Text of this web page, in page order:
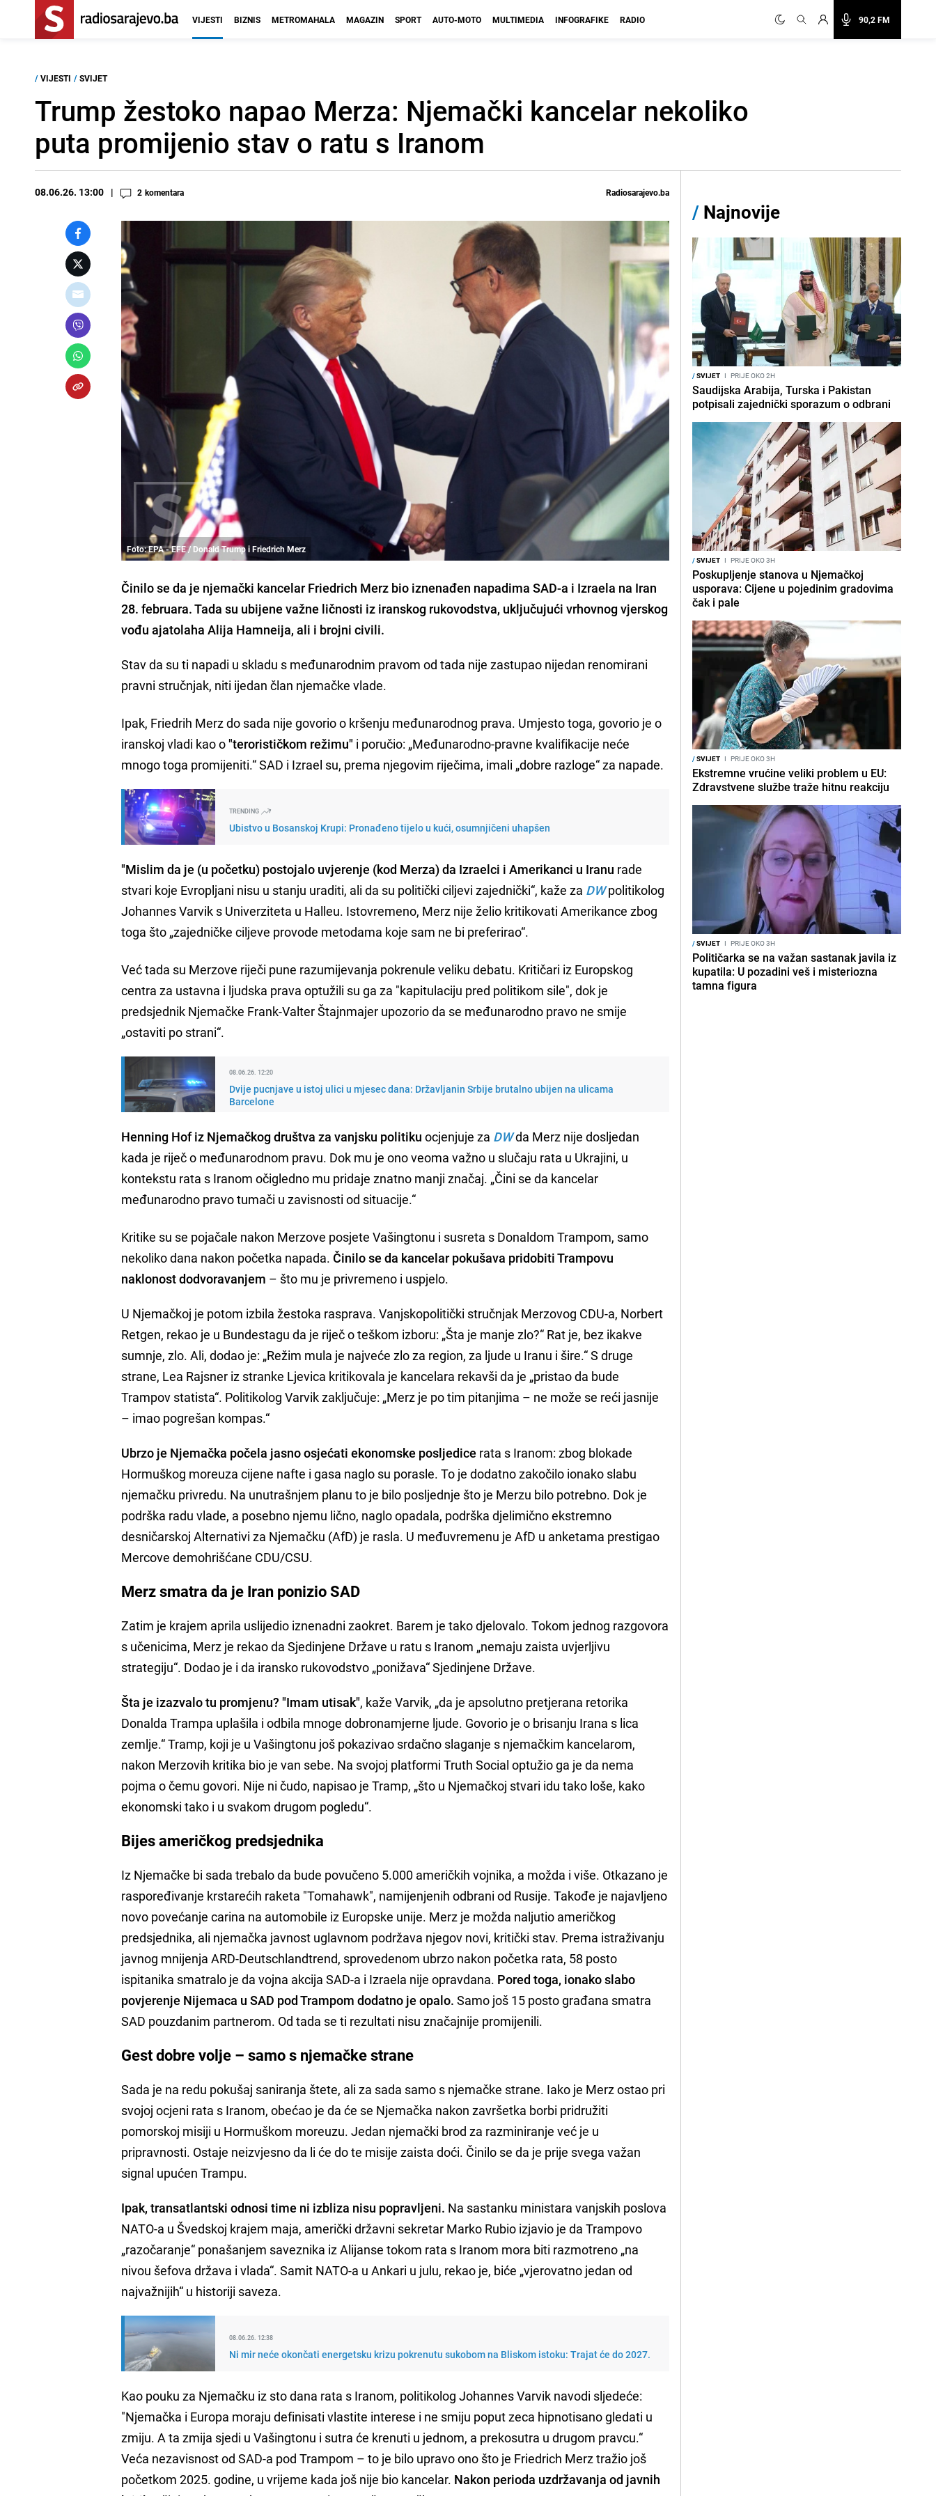
90,2 FM
VIJESTI BIZNIS METROMAHALA MAGAZIN SPORT AUTO-MOTO MULTIMEDIA INFOGRAFIKE RADIO
/ VIJESTI / SVIJET
Trump žestoko napao Merza: Njemački kancelar nekoliko
puta promijenio stav o ratu s Iranom
08.06.26. 13:00 2 komentara Radiosarajevo.ba
Foto: EPA - EFE / Donald Trump i Friedrich Merz
Činilo se da je njemački kancelar Friedrich Merz bio iznenađen napadima SAD-a i Izraela na Iran
28. februara. Tada su ubijene važne ličnosti iz iranskog rukovodstva, uključujući vrhovnog vjerskog
vođu ajatolaha Alija Hamneija, ali i brojni civili.
Stav da su ti napadi u skladu s međunarodnim pravom od tada nije zastupao nijedan renomirani
pravni stručnjak, niti ijedan član njemačke vlade.
Ipak, Friedrih Merz do sada nije govorio o kršenju međunarodnog prava. Umjesto toga, govorio je o
iranskoj vladi kao o"terorističkom režimu" i poručio: „Međunarodno-pravne kvalifikacije neće
mnogo toga promijeniti.“ SAD i Izrael su, prema njegovim riječima, imali „dobre razloge“ za napade.
TRENDING
Ubistvo u Bosanskoj Krupi: Pronađeno tijelo u kući, osumnjičeni uhapšen
"Mislim da je (u početku) postojalo uvjerenje (kod Merza) da Izraelci i Amerikanci u Iranu rade
stvari koje Evropljani nisu u stanju uraditi, ali da su politički ciljevi zajednički“, kaže za DWpolitikolog
Johannes Varvik s Univerziteta u Halleu. Istovremeno, Merz nije želio kritikovati Amerikance zbog
toga što „zajedničke ciljeve provode metodama koje sam ne bi preferirao“.
Već tada su Merzove riječi pune razumijevanja pokrenule veliku debatu. Kritičari iz Europskog
centra za ustavna i ljudska prava optužili su ga za "kapitulaciju pred politikom sile", dok je
predsjednik Njemačke Frank-Valter Štajnmajer upozorio da se međunarodno pravo ne smije
„ostaviti po strani“.
08.06.26. 12:20
Dvije pucnjave u istoj ulici u mjesec dana: Državljanin Srbije brutalno ubijen na ulicama
Barcelone
Henning Hof iz Njemačkog društva za vanjsku politiku ocjenjuje za DWda Merz nije dosljedan
kada je riječ o međunarodnom pravu. Dok mu je ono veoma važno u slučaju rata u Ukrajini, u
kontekstu rata s Iranom očigledno mu pridaje znatno manji značaj. „Čini se da kancelar
međunarodno pravo tumači u zavisnosti od situacije.“
Kritike su se pojačale nakon Merzove posjete Vašingtonu i susreta s Donaldom Trampom, samo
nekoliko dana nakon početka napada.Činilo se da kancelar pokušava pridobiti Trampovu
naklonost dodvoravanjem – što mu je privremeno i uspjelo.
U Njemačkoj je potom izbila žestoka rasprava. Vanjskopolitički stručnjak Merzovog CDU-a, Norbert
Retgen, rekao je u Bundestagu da je riječ o teškom izboru: „Šta je manje zlo?“ Rat je, bez ikakve
sumnje, zlo. Ali, dodao je: „Režim mula je najveće zlo za region, za ljude u Iranu i šire.“ S druge
strane, Lea Rajsner iz stranke Ljevica kritikovala je kancelara rekavši da je „pristao da bude
Trampov statista“. Politikolog Varvik zaključuje: „Merz je po tim pitanjima – ne može se reći jasnije
– imao pogrešan kompas.“
Ubrzo je Njemačka počela jasno osjećati ekonomske posljedice rata s Iranom: zbog blokade
Hormuškog moreuza cijene nafte i gasa naglo su porasle. To je dodatno zakočilo ionako slabu
njemačku privredu. Na unutrašnjem planu to je bilo posljednje što je Merzu bilo potrebno. Dok je
podrška radu vlade, a posebno njemu lično, naglo opadala, podrška djelimično ekstremno
desničarskoj Alternativi za Njemačku (AfD) je rasla. U međuvremenu je AfD u anketama prestigao
Mercove demohrišćane CDU/CSU.
Merz smatra da je Iran ponizio SAD
Zatim je krajem aprila uslijedio iznenadni zaokret. Barem je tako djelovalo. Tokom jednog razgovora
s učenicima, Merz je rekao da Sjedinjene Države u ratu s Iranom „nemaju zaista uvjerljivu
strategiju“. Dodao je i da iransko rukovodstvo „ponižava“ Sjedinjene Države.
Šta je izazvalo tu promjenu? "Imam utisak", kaže Varvik, „da je apsolutno pretjerana retorika
Donalda Trampa uplašila i odbila mnoge dobronamjerne ljude. Govorio je o brisanju Irana s lica
zemlje.“ Tramp, koji je u Vašingtonu još pokazivao srdačno slaganje s njemačkim kancelarom,
nakon Merzovih kritika bio je van sebe. Na svojoj platformi Truth Social optužio ga je da nema
pojma o čemu govori. Nije ni čudo, napisao je Tramp, „što u Njemačkoj stvari idu tako loše, kako
ekonomski tako i u svakom drugom pogledu“.
Bijes američkog predsjednika
Iz Njemačke bi sada trebalo da bude povučeno 5.000 američkih vojnika, a možda i više. Otkazano je
raspoređivanje krstarećih raketa "Tomahawk", namijenjenih odbrani od Rusije. Takođe je najavljeno
novo povećanje carina na automobile iz Europske unije. Merz je možda naljutio američkog
predsjednika, ali njemačka javnost uglavnom podržava njegov novi, kritički stav. Prema istraživanju
javnog mnijenja ARD-Deutschlandtrend, sprovedenom ubrzo nakon početka rata, 58 posto
ispitanika smatralo je da vojna akcija SAD-a i Izraela nije opravdana. Pored toga, ionako slabo
povjerenje Nijemaca u SAD pod Trampom dodatno je opalo. Samo još 15 posto građana smatra
SAD pouzdanim partnerom. Od tada se ti rezultati nisu značajnije promijenili.
Gest dobre volje – samo s njemačke strane
Sada je na redu pokušaj saniranja štete, ali za sada samo s njemačke strane. Iako je Merz ostao pri
svojoj ocjeni rata s Iranom, obećao je da će se Njemačka nakon završetka borbi pridružiti
pomorskoj misiji u Hormuškom moreuzu. Jedan njemački brod za razminiranje već je u
pripravnosti. Ostaje neizvjesno da li će do te misije zaista doći. Činilo se da je prije svega važan
signal upućen Trampu.
Ipak, transatlantski odnosi time ni izbliza nisu popravljeni. Na sastanku ministara vanjskih poslova
NATO-a u Švedskoj krajem maja, američki državni sekretar Marko Rubio izjavio je da Trampovo
„razočaranje“ ponašanjem saveznika iz Alijanse tokom rata s Iranom mora biti razmotreno „na
nivou šefova država i vlada“. Samit NATO-a u Ankari u julu, rekao je, biće „vjerovatno jedan od
najvažnijih“ u historiji saveza.
08.06.26. 12:38
Ni mir neće okončati energetsku krizu pokrenutu sukobom na Bliskom istoku: Trajat će do 2027.
Kao pouku za Njemačku iz sto dana rata s Iranom, politikolog Johannes Varvik navodi sljedeće:
"Njemačka i Europa moraju definisati vlastite interese i ne smiju poput zeca hipnotisano gledati u
zmiju. A ta zmija sjedi u Vašingtonu i sutra će krenuti u jednom, a prekosutra u drugom pravcu.“
Veća nezavisnost od SAD-a pod Trampom – to je bilo upravo ono što je Friedrich Merz tražio još
početkom 2025. godine, u vrijeme kada još nije bio kancelar. Nakon perioda uzdržavanja od javnih
/ Najnovije
/SVIJET I PRIJE OKO 2H
Saudijska Arabija, Turska i Pakistan
potpisali zajednički sporazum o odbrani
/SVIJET I PRIJE OKO 3H
Poskupljenje stanova u Njemačkoj
usporava: Cijene u pojedinim gradovima
čak i pale
/SVIJET I PRIJE OKO 3H
Ekstremne vrućine veliki problem u EU:
Zdravstvene službe traže hitnu reakciju
/SVIJET I PRIJE OKO 3H
Političarka se na važan sastanak javila iz
kupatila: U pozadini veš i misteriozna
tamna figura